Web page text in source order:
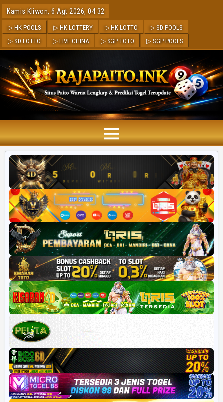
Kamis Kliwon, 6 Agt 2026, 04:32
▷ HK POOLS ▷ HK LOTTERY ▷ HK LOTTO
▷ SD POOLS
▷ SD LOTTO
▷ LIVE CHINA ▷ SGP TOTO ▷ SGP POOLS